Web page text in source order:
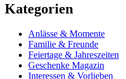
Kategorien
Anlässe & Momente
Familie & Freunde
Feiertage & Jahreszeiten
Geschenke Magazin
Interessen & Vorlieben